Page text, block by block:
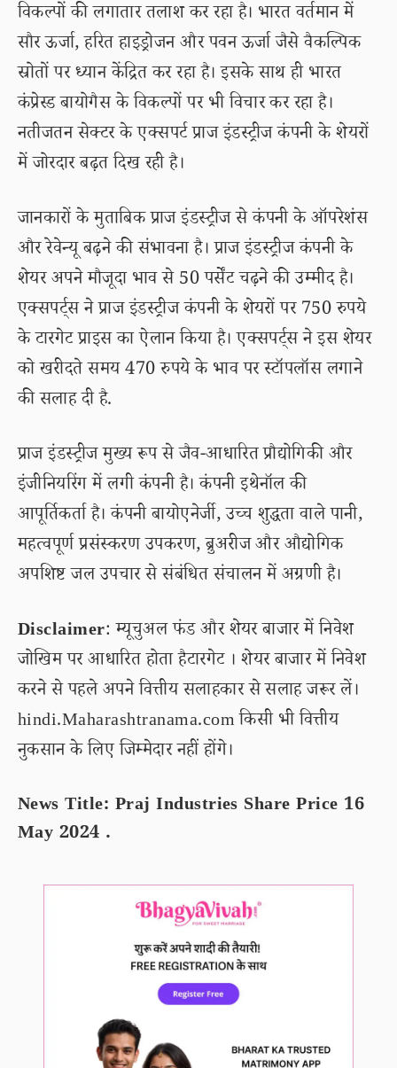
विकल्पों की लगातार तलाश कर रहा है। भारत वर्तमान में
सौर ऊर्जा, हरित हाइड्रोजन और पवन ऊर्जा जैसे वैकल्पिक
स्रोतों पर ध्यान केंद्रित कर रहा है। इसके साथ ही भारत
कंप्रेस्ड बायोगैस के विकल्पों पर भी विचार कर रहा है।
नतीजतन सेक्टर के एक्सपर्ट प्राज इंडस्ट्रीज कंपनी के शेयरों
में जोरदार बढ़त दिख रही है।
जानकारों के मुताबिक प्राज इंडस्ट्रीज से कंपनी के ऑपरेशंस
और रेवेन्यू बढ़ने की संभावना है। प्राज इंडस्ट्रीज कंपनी के
शेयर अपने मौजूदा भाव से 50 पर्सेंट चढ़ने की उम्मीद है।
एक्सपर्ट्स ने प्राज इंडस्ट्रीज कंपनी के शेयरों पर 750 रुपये
के टारगेट प्राइस का ऐलान किया है। एक्सपर्ट्स ने इस शेयर
को खरीदते समय 470 रुपये के भाव पर स्टॉपलॉस लगाने
की सलाह दी है.
प्राज इंडस्ट्रीज मुख्य रूप से जैव-आधारित प्रौद्योगिकी और
इंजीनियरिंग में लगी कंपनी है। कंपनी इथेनॉल की
आपूर्तिकर्ता है। कंपनी बायोएनेर्जी, उच्च शुद्धता वाले पानी,
महत्वपूर्ण प्रसंस्करण उपकरण, ब्रुअरीज और औद्योगिक
अपशिष्ट जल उपचार से संबंधित संचालन में अग्रणी है।
Disclaimer: म्यूचुअल फंड और शेयर बाजार में निवेश
जोखिम पर आधारित होता हैटारगेट । शेयर बाजार में निवेश
करने से पहले अपने वित्तीय सलाहकार से सलाह जरूर लें।
hindi.Maharashtranama.com किसी भी वित्तीय
नुकसान के लिए जिम्मेदार नहीं होंगे।
News Title: Praj Industries Share Price 16
May 2024 .